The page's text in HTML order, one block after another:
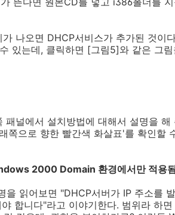
나오면 DHCP서비스가 추가된 것이
있는데, 클릭하면 [그림5]와 같은 그
패널에서 설치방법에 대해서 설명을 해
쪽으로 향한 빨간색 화살표'를 확인할
2000 Domain 환경에서만 적용
을 읽어보면 "DHCP서버가 IP 주소를
합니다"라고 이야기한다. 범위라 하